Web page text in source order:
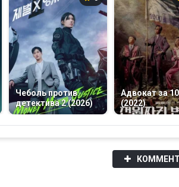
Чеболь против
детектива 2 (2026)
Адвокат за
(2022)